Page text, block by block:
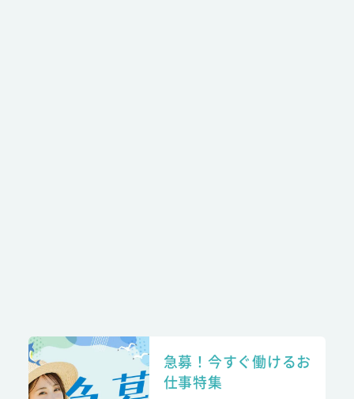
急募！今すぐ働けるお
仕事特集